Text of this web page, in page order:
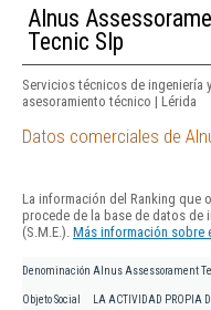
Alnus
Tecnic Slp
Servicios técnicos de ingeniería
asesoramiento técnico | Lérida
Datos comerciales de
La información del Ranking que
procede de la base de datos de
(S.M.E.). Más información sobre
Denominación Alnus Assessorament
Objeto Social
LA ACTIVIDAD PROPIA